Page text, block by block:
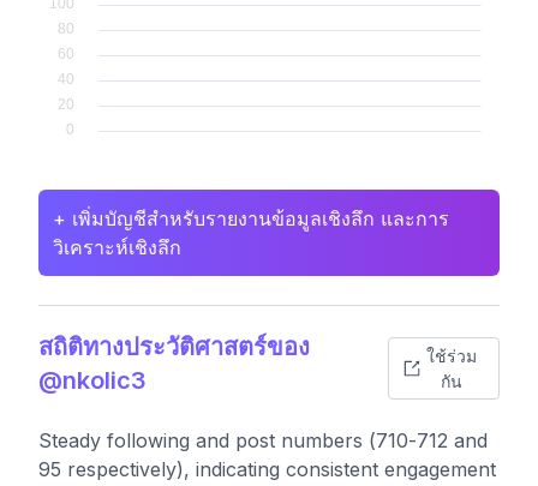
+ เพิ่มบัญชีสำหรับรายงานข้อมูลเชิงลึก และการ
วิเคราะห์เชิงลึก
สถิติทางประวัติศาสตร์ของ
@nkolic3
ใช้ร่วม
กัน
Steady following and post numbers (710-712 and
95 respectively), indicating consistent engagement